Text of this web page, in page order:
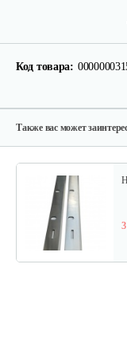
Код товара:
Также вас может